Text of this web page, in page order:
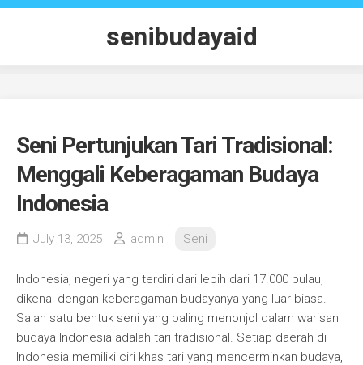
Skip
senibudayaid
Seni Pertunjukan Tari Tradisional:
Menggali Keberagaman Budaya
Indonesia
July 13, 2025 admin Seni
Indonesia, negeri yang terdiri dari lebih dari 17.000 pulau,
dikenal dengan keberagaman budayanya yang luar biasa.
Salah satu bentuk seni yang paling menonjol dalam warisan
budaya Indonesia adalah tari tradisional. Setiap daerah di
Indonesia memiliki ciri khas tari yang mencerminkan budaya,